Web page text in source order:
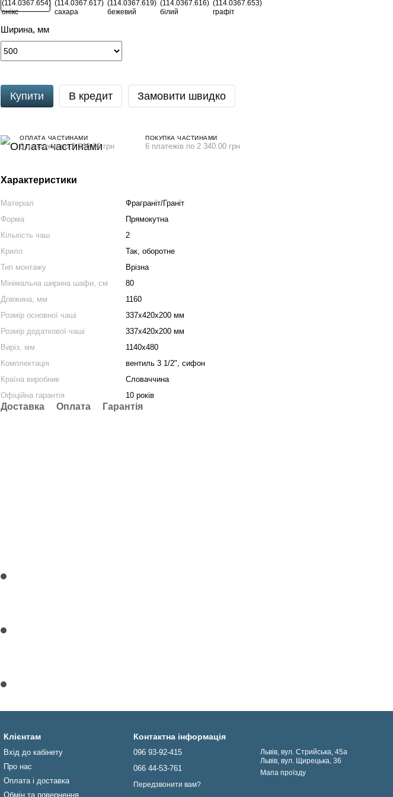
Ширина, мм
Купити В кредит Замовити швидко
ОПЛАТА ЧАСТИНАМИ
6 платежів по 2 340.00 грн
ПОКУПКА ЧАСТИНАМИ
6 платежів по 2 340.00 грн
Характеристики
Матеріал
Фраграніт/Граніт
Форма
Прямокутна
Кількість чаш
2
Крило
Так, оборотне
Тип монтажу
Врізна
Мінімальна ширина шафи, cм
80
Довжина, мм
1160
Розмір основної чаші
337х420х200 мм
Розмір додаткової чаші
337х420х200 мм
Виріз, мм
1140х480
Комплектація
вентиль 3 1/2", сифон
Країна виробник
Словаччина
Офіційна гарантія
10 років
Доставка Оплата Гарантія
Клієнтам
Вхід до кабінету
Про нас
Оплата і доставка
Обмін та повернення
Контактна інформація
096 93-92-415
066 44-53-761
Передзвонити вам?
Львів, вул. Стрийська, 45а
Львів, вул. Щирецька, 36
Мапа проїзду